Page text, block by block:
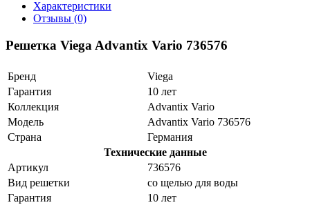
Характеристики
Отзывы (0)
Решетка Viega Advantix Vario 736576
Бренд
Viega
Гарантия
10 лет
Коллекция
Advantix Vario
Модель
Advantix Vario 736576
Страна
Германия
Технические данные
Артикул
736576
Вид решетки
со щелью для воды
Гарантия
10 лет